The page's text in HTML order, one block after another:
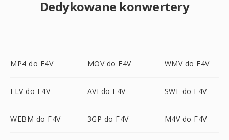
Dedykowane konwertery
MP4 do F4V MOV do F4V WMV do F4V
FLV do F4V AVI do F4V SWF do F4V
WEBM do F4V 3GP do F4V M4V do F4V